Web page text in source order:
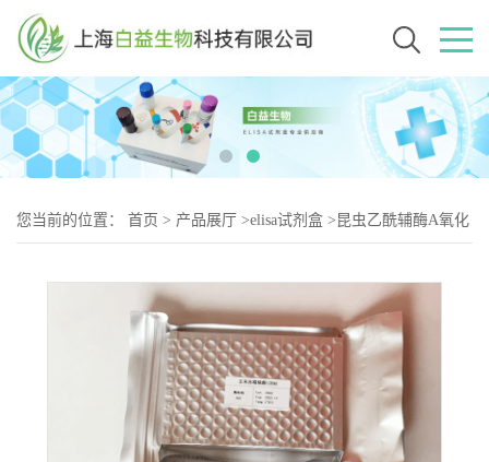
您当前的位置： 首页 > 产品展厅 >elisa试剂盒 > 昆虫乙酰辅酶A氧化